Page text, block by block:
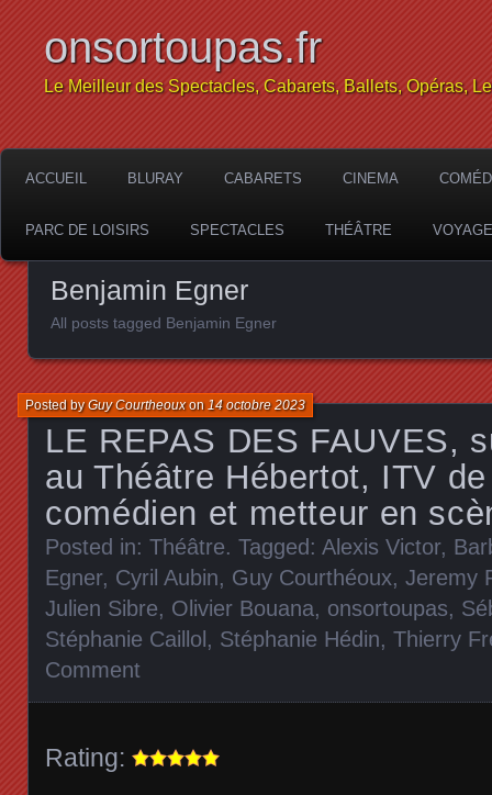
onsortoupas.fr
Le Meilleur des Spectacles, Cabarets, Ballets, Opéras,
ACCUEIL BLURAY CABARETS CINEMA
PARC DE LOISIRS SPECTACLES THÉÂTRE
Benjamin Egner
All posts tagged Benjamin Egner
LE REPAS DES FAUVES,
au Théâtre Hébertot, ITV
comédien et metteur en
Posted byGuy Courtheouxon 14 octobre 2023
Posted in: Théâtre. Tagged: Alexis Victor,
Egner, Cyril Aubin, Guy Courthéoux, Jeremy
Julien Sibre, Olivier Bouana, onsortoupas,
Stéphanie Caillol, Stéphanie Hédin, Thierry
Comment
Rating: